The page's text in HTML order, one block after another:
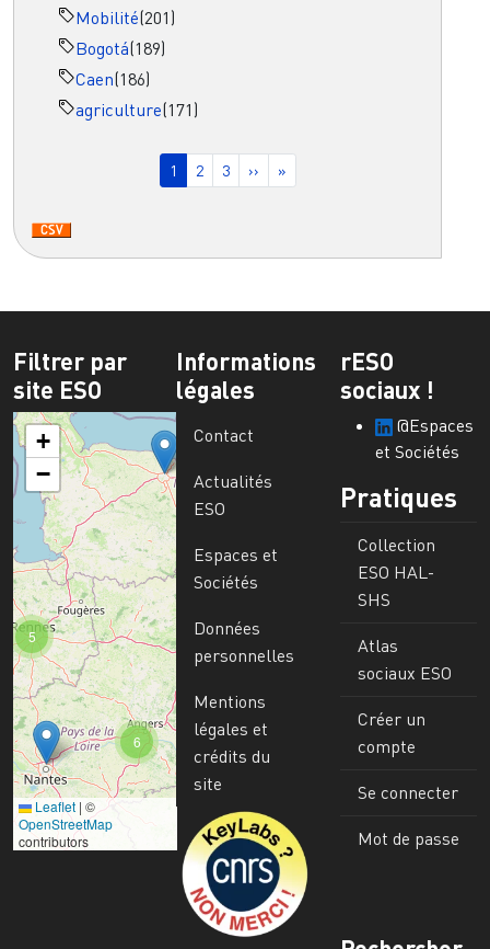
Mobilité(201)
Bogotá(189)
Caen(186)
agriculture(171)
Page courante
1 Page
2 Page
3 Page suivante
›› Dernière page
»
Filtrer par
site ESO
6
5
+
−
Leaflet | ©
OpenStreetMap
contributors
Informations
légales
Contact
Actualités
ESO
Espaces et
Sociétés
Données
personnelles
Mentions
légales et
crédits du
site
Image
rESO
sociaux !
@Espaces
et Sociétés
Pratiques
Collection
ESO HAL-
SHS
Atlas
sociaux ESO
Créer un
compte
Se connecter
Mot de passe